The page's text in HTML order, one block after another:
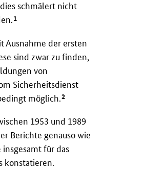
schmälert nicht
1
Ausnahme der ersten
sind zwar zu finden,
von
Sicherheitsdienst
möglich.2
1953 und 1989
Berichte genauso wie
für das
konstatieren.